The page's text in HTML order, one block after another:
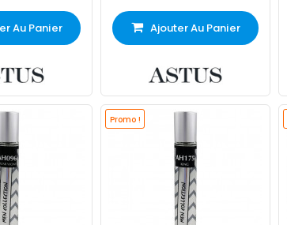
Au Panier Ajouter Au Panier
Promo !